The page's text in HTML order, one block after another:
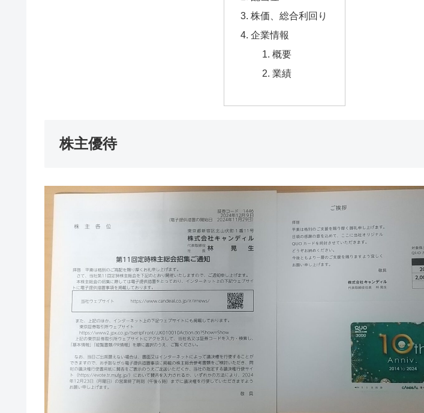
株価、総合利回り
企業情報
概要
業績
株主優待